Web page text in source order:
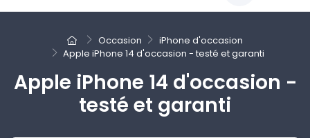
Occasion
iPhone d'occasion
Apple iPhone 14 d'occasion - testé et garanti
Apple iPhone 14 d'occasion -
testé et garanti